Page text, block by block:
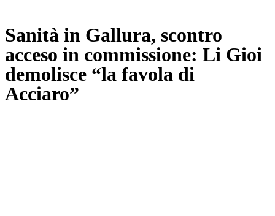
Sanità in Gallura, scontro
acceso in commissione: Li Gioi
demolisce “la favola di
Acciaro”